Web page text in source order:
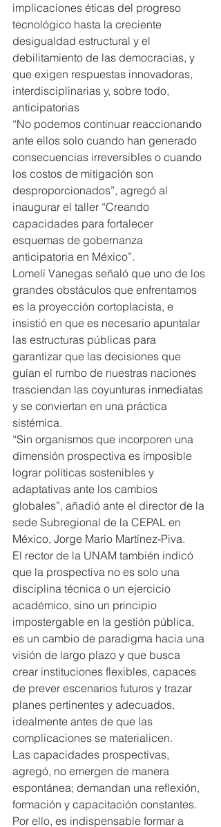
implicaciones éticas del progreso
tecnológico hasta la creciente
desigualdad estructural y el
debilitamiento de las democracias, y
que exigen respuestas innovadoras,
interdisciplinarias y, sobre todo,
anticipatorias
“No podemos continuar reaccionando
ante ellos solo cuando han generado
consecuencias irreversibles o cuando
los costos de mitigación son
desproporcionados”, agregó al
inaugurar el taller “Creando
capacidades para fortalecer
esquemas de gobernanza
anticipatoria en México”.
Lomelí Vanegas señaló que uno de los
grandes obstáculos que enfrentamos
es la proyección cortoplacista, e
insistió en que es necesario apuntalar
las estructuras públicas para
garantizar que las decisiones que
guían el rumbo de nuestras naciones
trasciendan las coyunturas inmediatas
y se conviertan en una práctica
sistémica.
“Sin organismos que incorporen una
dimensión prospectiva es imposible
lograr políticas sostenibles y
adaptativas ante los cambios
globales”, añadió ante el director de la
sede Subregional de la CEPAL en
México, Jorge Mario Martínez-Piva.
El rector de la UNAM también indicó
que la prospectiva no es solo una
disciplina técnica o un ejercicio
académico, sino un principio
impostergable en la gestión pública,
es un cambio de paradigma hacia una
visión de largo plazo y que busca
crear instituciones flexibles, capaces
de prever escenarios futuros y trazar
planes pertinentes y adecuados,
idealmente antes de que las
complicaciones se materialicen.
Las capacidades prospectivas,
agregó, no emergen de manera
espontánea; demandan una reflexión,
formación y capacitación constantes.
Por ello, es indispensable formar a